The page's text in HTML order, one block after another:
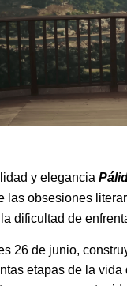
y elegancia
las obsesiones
dificultad de
26 de junio,
etapas de la vida